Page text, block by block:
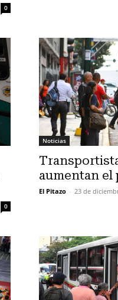
0
0
Noticias
aumentan el
El Pitazo - 23 de